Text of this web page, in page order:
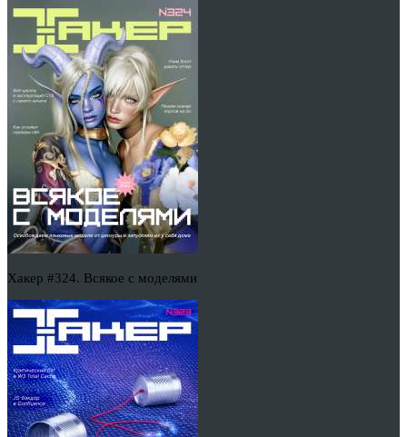
Хакер #324. Всякое с моделями